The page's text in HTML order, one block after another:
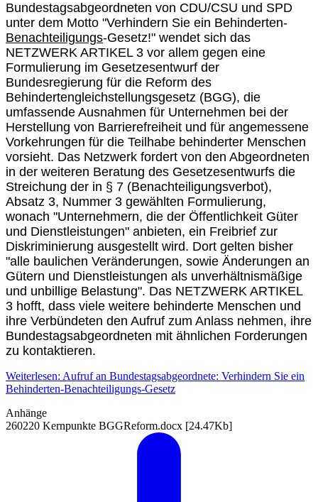
Bundestagsabgeordneten von CDU/CSU und SPD
unter dem Motto "Verhindern Sie ein Behinderten-
Benachteiligungs-Gesetz!" wendet sich das
NETZWERK ARTIKEL 3 vor allem gegen eine
Formulierung im Gesetzesentwurf der
Bundesregierung für die Reform des
Behindertengleichstellungsgesetz (BGG), die
umfassende Ausnahmen für Unternehmen bei der
Herstellung von Barrierefreiheit und für angemessene
Vorkehrungen für die Teilhabe behinderter Menschen
vorsieht. Das Netzwerk fordert von den Abgeordneten
in der weiteren Beratung des Gesetzesentwurfs die
Streichung der in § 7 (Benachteiligungsverbot),
Absatz 3, Nummer 3 gewählten Formulierung,
wonach "Unternehmern, die der Öffentlichkeit Güter
und Dienstleistungen" anbieten, ein Freibrief zur
Diskriminierung ausgestellt wird. Dort gelten bisher
"alle baulichen Veränderungen, sowie Änderungen an
Gütern und Dienstleistungen als unverhältnismäßige
und unbillige Belastung". Das NETZWERK ARTIKEL
3 hofft, dass viele weitere behinderte Menschen und
ihre Verbündeten den Aufruf zum Anlass nehmen, ihre
Bundestagsabgeordneten mit ähnlichen Forderungen
zu kontaktieren.
Weiterlesen: Aufruf an Bundestagsabgeordnete: Verhindern Sie ein
Behinderten-Benachteiligungs-Gesetz
Anhänge
260220 Kernpunkte BGGReform.docx [24.47Kb]